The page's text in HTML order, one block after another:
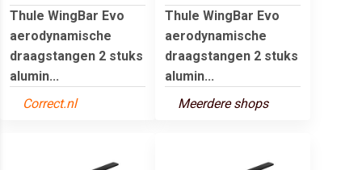
Thule WingBar Evo
aerodynamische
draagstangen 2 stuks
alumin...
Correct.nl
Thule WingBar Evo
aerodynamische
draagstangen 2 stuks
alumin...
Meerdere shops